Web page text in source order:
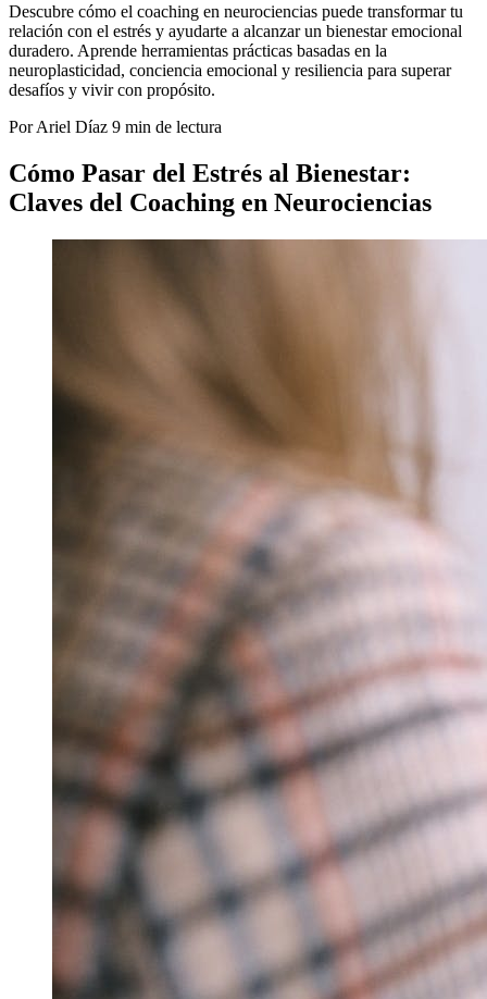
Descubre cómo el coaching en neurociencias puede transformar tu
relación con el estrés y ayudarte a alcanzar un bienestar emocional
duradero. Aprende herramientas prácticas basadas en la
neuroplasticidad, conciencia emocional y resiliencia para superar
desafíos y vivir con propósito.
Por Ariel Díaz 9 min de lectura
Cómo Pasar del Estrés al Bienestar:
Claves del Coaching en Neurociencias